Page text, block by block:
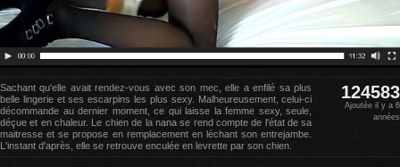
Sachant qu'elle avait rendez-vous avec son mec, elle a enfilé sa plus
belle lingerie et ses escarpins les plus sexy. Malheureusement, celui-ci
décommande au dernier moment, ce qui laisse la femme sexy, seule,
déçue et en chaleur. Le chien de la nana se rend compte de l'état de sa
maitresse et se propose en remplacement en léchant son entrejambe.
L'instant d'après, elle se retrouve enculée en levrette par son chien.
124583
Ajoutée il y a 6
années